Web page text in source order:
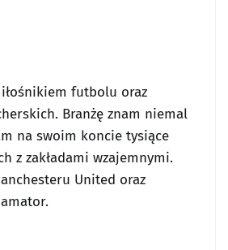
futbolu oraz
Branżę znam niemal
na swoim koncie tysiące
z zakładami wzajemnymi.
United oraz